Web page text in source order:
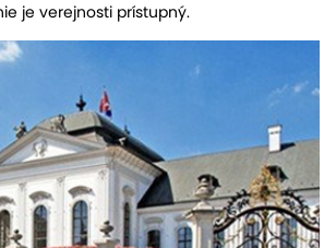
je verejnosti prístupný.